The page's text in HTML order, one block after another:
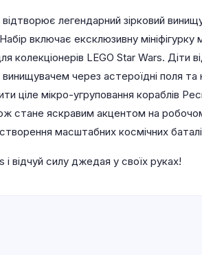
легендарний зірковий
включає ексклюзивну
LEGO Star Wars. Діти
через астероїдні поля та
ціле мікро-угруповання кораблів
стане яскравим акцентом на
масштабних космічних
відчуй силу джедая у своїх руках!